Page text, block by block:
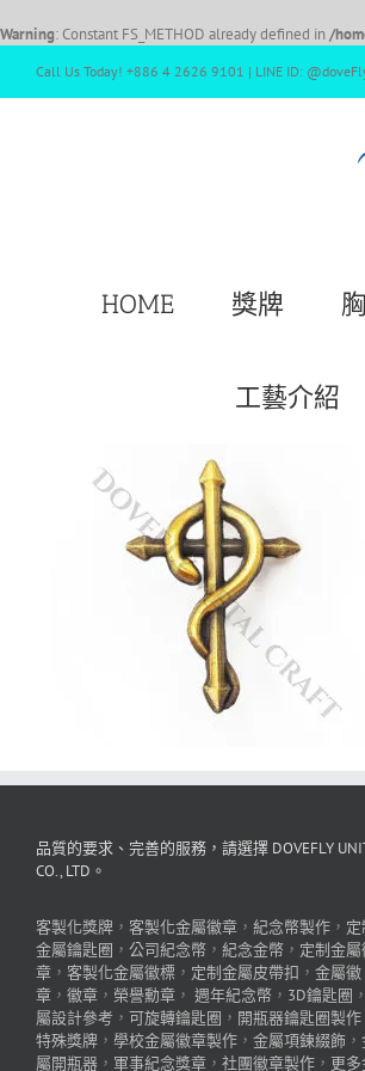
Warning: Constant FS_METHOD already defined in /
Call Us Today! +886 4 2626 9101 | LINE ID:
HOME 獎牌
工藝介紹
品質的要求、完善的服務，請選擇 DOVEFLY
CO., LTD。
客製化獎牌 ， 客製化金屬徽章 ， 紀念幣製作 ， 定
金屬鑰匙圈 ， 公司紀念幣 ， 紀念金幣 ， 定制金屬
章 ， 客製化金屬徽標 ， 定制金屬皮帶扣 ， 金屬徽
章 ， 徽章 ， 榮譽勳章 ， 週年紀念幣 ， 3D鑰匙圈 ，
屬設計參考 ， 可旋轉鑰匙圈 ， 開瓶器鑰匙圈製作
特殊獎牌 ， 學校金屬徽章製作 ， 金屬項鍊綴飾 ，
屬開瓶器 ， 軍事紀念獎章 ， 社團徽章製作 ， 更